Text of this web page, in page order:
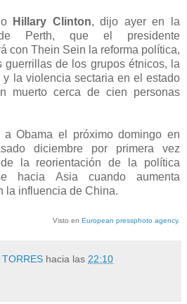
Hillary Clinton, dijo ayer en la
Perth, que el presidente
con Thein Sein la reforma política,
guerrillas de los grupos étnicos, la
y la violencia sectaria en el estado
muerto cerca de cien personas
Obama el próximo domingo en
diciembre por primera vez
la reorientación de la política
hacia Asia cuando aumenta
la influencia de China.
Visto en European pressphoto agency.
hacia las 22:10